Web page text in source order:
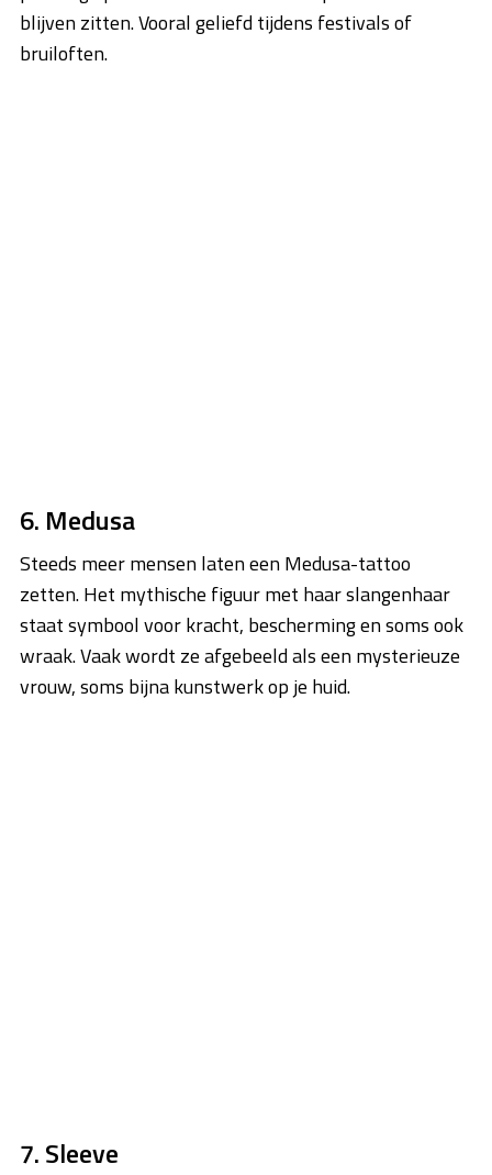
blijven zitten. Vooral geliefd tijdens festivals of
bruiloften.
6. Medusa
Steeds meer mensen laten een Medusa-tattoo
zetten. Het mythische figuur met haar slangenhaar
staat symbool voor kracht, bescherming en soms ook
wraak. Vaak wordt ze afgebeeld als een mysterieuze
vrouw, soms bijna kunstwerk op je huid.
7. Sleeve